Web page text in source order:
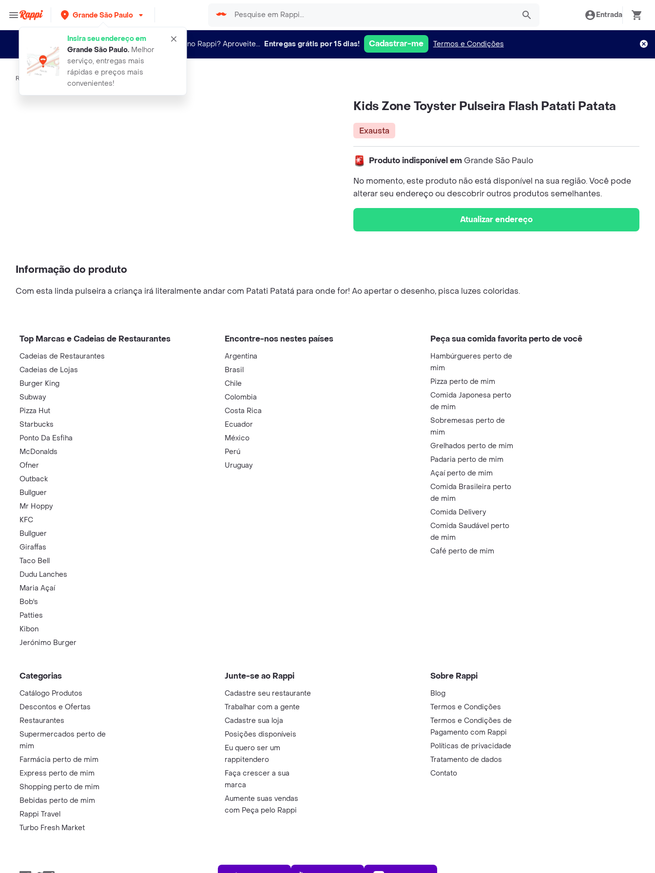
Grande São Paulo
Insira seu endereço em
Grande São Paulo.Melhor
serviço, entregas mais
rápidas e preços mais
convenientes!
Entrada
Novo no Rappi? Aproveite... Entregas grátis por 15 dias! Cadastrar-me Termos e Condições
Rappi kids zone toyster pulseira flash pa
Kids Zone Toyster Pulseira Flash Patati Patata
Exausta
Produto indisponível emGrande São Paulo
No momento, este produto não está disponível na sua região. Você pode
alterar seu endereço ou descobrir outros produtos semelhantes.
Atualizar endereço
Informação do produto
Com esta linda pulseira a criança irá literalmente andar com Patati Patatá para onde for! Ao apertar o desenho, pisca luzes coloridas.
Top Marcas e Cadeias de Restaurantes
Cadeias de Restaurantes
Cadeias de Lojas
Burger King
Subway
Pizza Hut
Starbucks
Ponto Da Esfiha
McDonalds
Ofner
Outback
Bullguer
Mr Hoppy
KFC
Bullguer
Giraffas
Taco Bell
Dudu Lanches
Maria Açaí
Bob's
Patties
Kibon
Jerónimo Burger
Encontre-nos nestes países
Argentina
Brasil
Chile
Colombia
Costa Rica
Ecuador
México
Perú
Uruguay
Peça sua comida favorita perto de você
Hambúrgueres perto de
mim
Pizza perto de mim
Comida Japonesa perto
de mim
Sobremesas perto de
mim
Grelhados perto de mim
Padaria perto de mim
Açaí perto de mim
Comida Brasileira perto
de mim
Comida Delivery
Comida Saudável perto
de mim
Café perto de mim
Categorias
Catálogo Produtos
Descontos e Ofertas
Restaurantes
Supermercados perto de
mim
Farmácia perto de mim
Express perto de mim
Shopping perto de mim
Bebidas perto de mim
Rappi Travel
Turbo Fresh Market
Junte-se ao Rappi
Cadastre seu restaurante
Trabalhar com a gente
Cadastre sua loja
Posições disponíveis
Eu quero ser um
rappitendero
Faça crescer a sua
marca
Aumente suas vendas
com Peça pelo Rappi
Sobre Rappi
Blog
Termos e Condições
Termos e Condições de
Pagamento com Rappi
Políticas de privacidade
Tratamento de dados
Contato
App Store Play Store AppGallery